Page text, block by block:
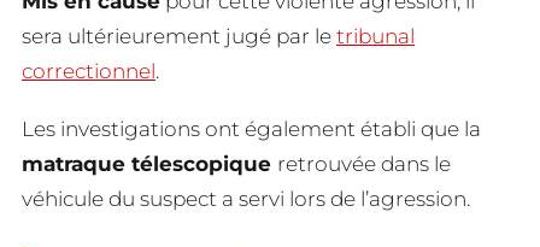
sera ultérieurement jugé par le tribunal
correctionnel.
Les investigations ont également établi que la
matraque télescopique retrouvée dans le
véhicule du suspect a servi lors de l’agression.